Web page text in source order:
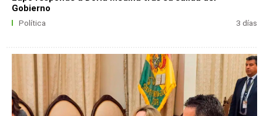
Gobierno
Política 3 días